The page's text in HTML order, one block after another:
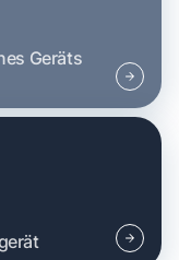
Geräts